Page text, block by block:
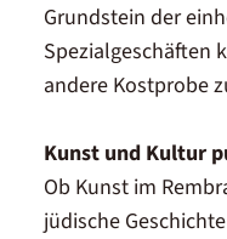
Grundstein der
Spezialgeschäften
andere Kostprobe
Kunst und Kultur
Ob Kunst im
jüdische